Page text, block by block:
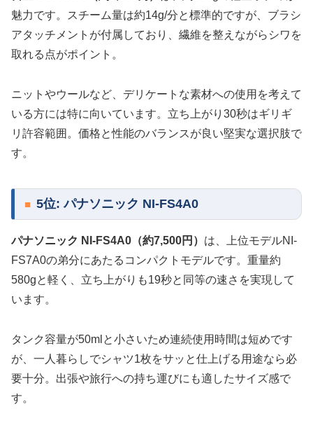
魅力です。スチーム量は約14g/分と標準的ですが、ブラシ
アタッチメントが付属しており、繊維を整えながらシワを
取れる点がポイント。
ニットやウールなど、デリケートな素材への使用を考えて
いる方には特に向いています。立ち上がり30秒はギリギ
リ許容範囲。価格と性能のバランスが良い堅実な選択肢で
す。
5位: パナソニック NI-FS4A0
パナソニック NI-FS4A0（約7,500円） は、上位モデルNI-
FS7A0の弟分にあたるコンパクトモデルです。重量約
580gと軽く、立ち上がりも19秒と同等の速さを実現して
います。
タンク容量が50mlと小さいため連続使用時間は短めです
が、一人暮らしでシャツ1枚をサッと仕上げる用途なら必
要十分。出張や旅行への持ち運びにも適したサイズ感で
す。